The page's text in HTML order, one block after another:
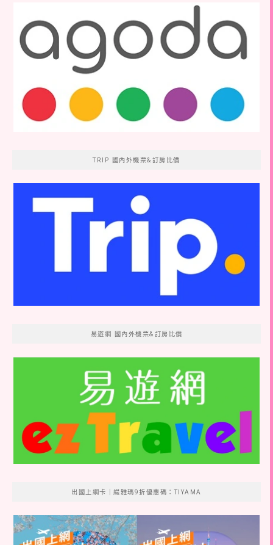
TRIP 國內外機票&訂房比價
易遊網 國內外機票&訂房比價
出國上網卡｜緹雅瑪9折優惠碼：TIYAMA